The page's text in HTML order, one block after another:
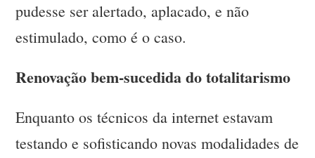
pudesse ser alertado, aplacado, e não
estimulado, como é o caso.
Renovação bem-sucedida do totalitarismo
Enquanto os técnicos da internet estavam
testando e sofisticando novas modalidades de